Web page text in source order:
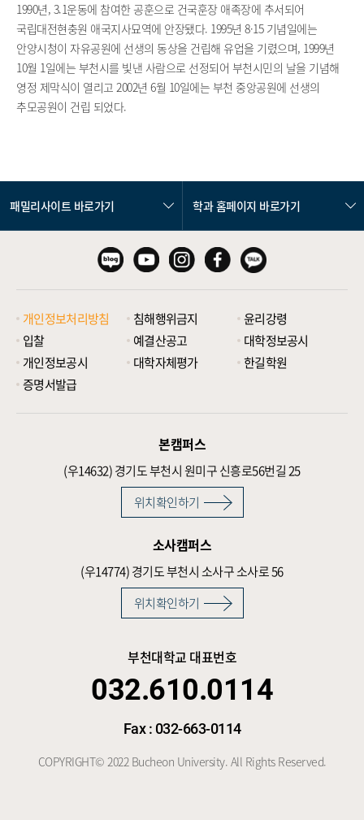
1990년, 3.1운동에 참여한 공훈으로 건국훈장 애족장에 추서되어
국립대전현충원 애국지사묘역에 안장됐다. 1995년 8·15 기념일에는
안양시청이 자유공원에 선생의 동상을 건립해 유업을 기렸으며, 1999년
10월 1일에는 부천시를 빛낸 사람으로 선정되어 부천시민의 날을 기념해
영정 제막식이 열리고 2002년 6월 10일에는 부천 중앙공원에 선생의
추모공원이 건립 되었다.
패밀리사이트 바로가기 학과 홈페이지 바로가기
개인정보처리방침 침해행위금지
윤리강령
입찰
예결산공고
대학정보공시
개인정보공시
대학자체평가
한길학원
증명서발급
본캠퍼스
(우14632)경기도 부천시 원미구 신흥로56번길 25
위치확인하기
소사캠퍼스
(우14774)경기도 부천시 소사구 소사로 56
위치확인하기
부천대학교 대표번호
032.610.0114
Fax : 032-663-0114
COPYRIGHT© 2022 Bucheon University. All Rights Reserved.